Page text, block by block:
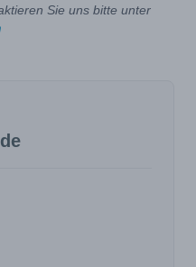
Sie uns bitte unter